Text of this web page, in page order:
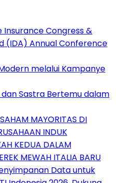
Insurance Congress &
(IDA) Annual Conference
melalui Kampanye
dan Sastra Bertemu dalam
MAYORITAS DI
INDUK
KEDUA DALAM
MEWAH ITALIA BARU
Data untuk